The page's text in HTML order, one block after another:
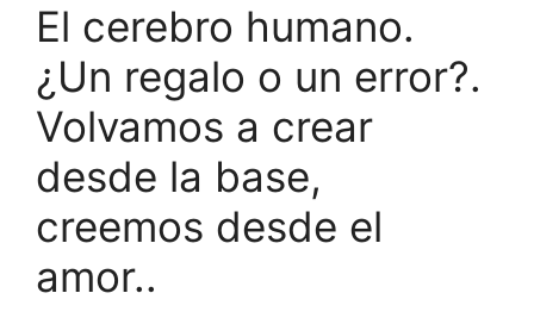
El cerebro humano.
¿Un regalo o un error?.
Volvamos a crear
desde la base,
creemos desde el
amor..